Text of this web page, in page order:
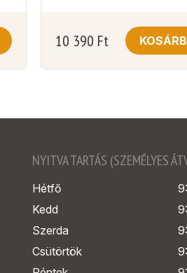
10 390 Ft
NYITVA TARTÁS (SZEMÉLYES
Hétfő
Kedd
Szerda
Csütörtök